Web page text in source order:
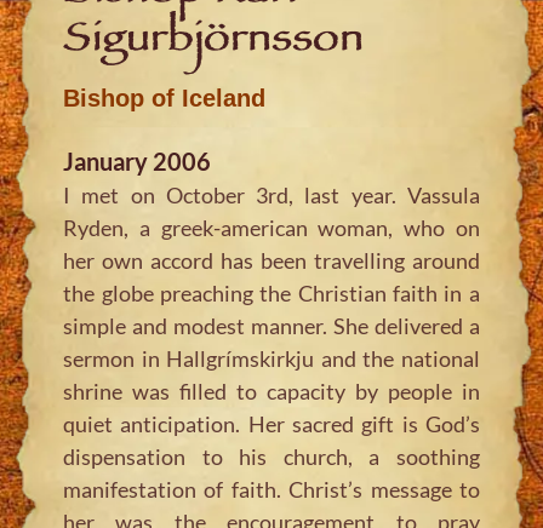
Sigurbjörnsson
Bishop of Iceland
January 2006
I met on October 3rd, last year. Vassula
Ryden, a greek-american woman, who on
her own accord has been travelling around
the globe preaching the Christian faith in a
simple and modest manner. She delivered a
sermon in Hallgrímskirkju and the national
shrine was filled to capacity by people in
quiet anticipation. Her sacred gift is God’s
dispensation to his church, a soothing
manifestation of faith. Christ’s message to
her was the encouragement to pray